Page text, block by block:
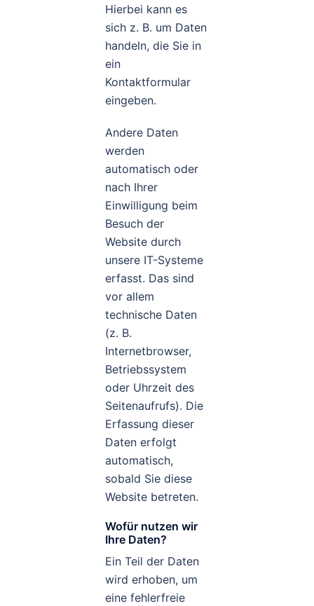
Hierbei kann es
sich z. B. um Daten
handeln, die Sie in
ein
Kontaktformular
eingeben.
Andere Daten
werden
automatisch oder
nach Ihrer
Einwilligung beim
Besuch der
Website durch
unsere IT-Systeme
erfasst. Das sind
vor allem
technische Daten
(z. B.
Internetbrowser,
Betriebssystem
oder Uhrzeit des
Seitenaufrufs). Die
Erfassung dieser
Daten erfolgt
automatisch,
sobald Sie diese
Website betreten.
Wofür nutzen wir
Ihre Daten?
Ein Teil der Daten
wird erhoben, um
eine fehlerfreie